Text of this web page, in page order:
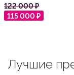
122 000 ₽
115 000 ₽
Лучшие